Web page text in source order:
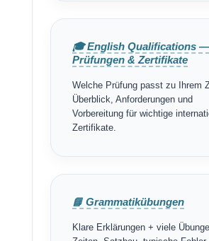
🎓 English Qualifications —
Prüfungen & Zertifikate
Welche Prüfung passt zu Ihrem
Überblick, Anforderungen und
Vorbereitung für wichtige
Zertifikate.
📘 Grammatikübungen
Klare Erklärungen + viele